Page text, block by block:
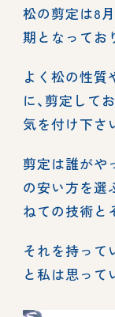
松の剪定は8
期となってお
よく松の性質
に、剪定して
気を付け下さ
剪定は誰がや
の安い方を選
ねての技術と
それを持って
と私は思って